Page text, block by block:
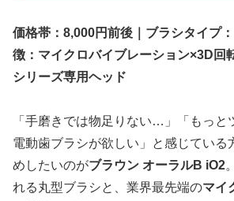
価格帯：8,000円前後｜ブラシタイプ
徴：マイクロバイブレーション×3D回
シリーズ専用ヘッド
「手磨きでは物足りない…」「もっと
電動歯ブラシが欲しい」と感じている
めしたいのがブラウン オーラルB iO2
れる丸型ブラシと、業界最先端のマイ